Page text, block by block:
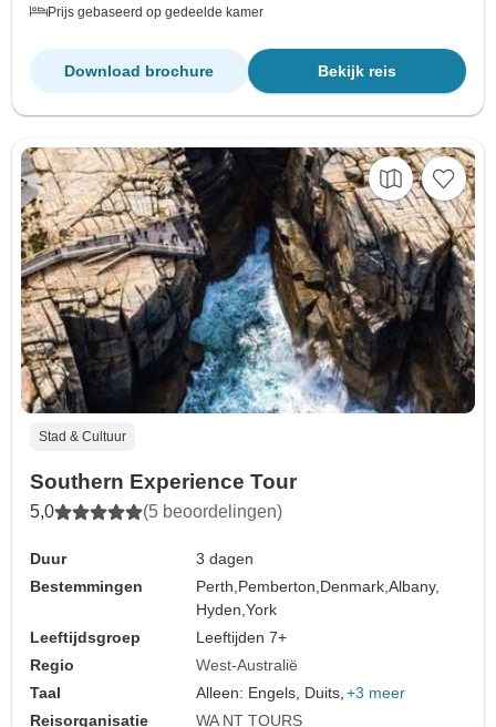
Prijs gebaseerd op gedeelde kamer
Bekijk reis
Download brochure
Stad & Cultuur
Southern Experience Tour
5,0 (5 beoordelingen)
Duur
3 dagen
Bestemmingen
Perth, Pemberton, Denmark,Albany,
Hyden,York
Leeftijdsgroep
Leeftijden 7+
Regio
West-Australië
Taal
Alleen: Engels, Duits, +3 meer
Reisorganisatie
WA NT TOURS